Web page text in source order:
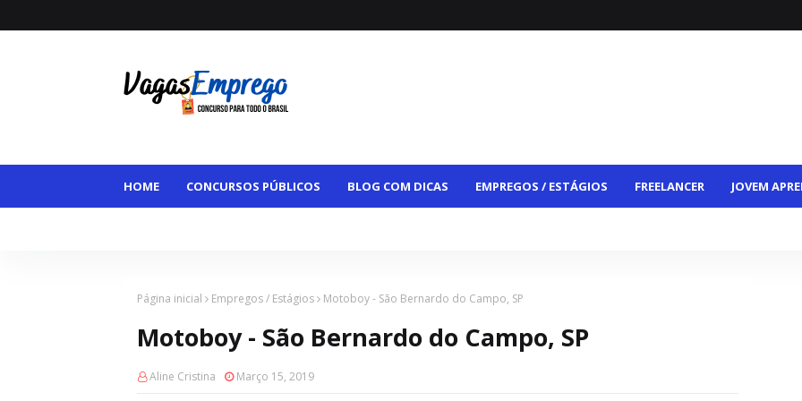
HOME CONCURSOS PÚBLICOS BLOG COM DICAS EMPREGOS / ESTÁGIOS FREELANCER JOVEM
Página inicial Empregos / Estágios Motoboy - São Bernardo do Campo, SP
Motoboy - São Bernardo do Campo, SP
Aline Cristina Março 15, 2019